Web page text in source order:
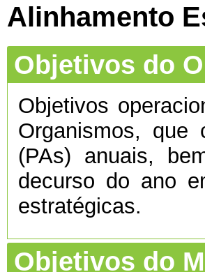
Alinhamento
Objetivos do
Objetivos
Organismos, que
(PAs) anuais,
decurso do ano
estratégicas.
Objetivos do